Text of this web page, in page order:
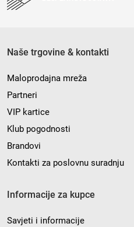
Naše trgovine & kontakti
Maloprodajna mreža
Partneri
VIP kartice
Klub pogodnosti
Brandovi
Kontakti za poslovnu suradnju
Informacije za kupce
Savjeti i informacije